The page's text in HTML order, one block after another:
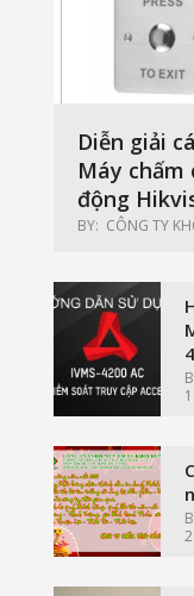
Diễn giải
Máy
động
BY: CÔNG TY